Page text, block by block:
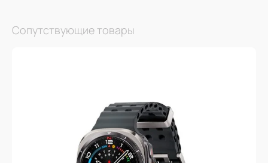
Сопутствующие товары